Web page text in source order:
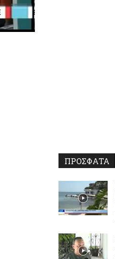
ΠΡΟΣΦΑΤΑ